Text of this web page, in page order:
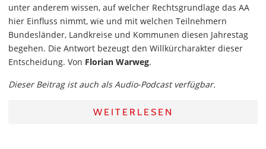
unter anderem wissen, auf welcher Rechtsgrundlage das AA
hier Einfluss nimmt, wie und mit welchen Teilnehmern
Bundesländer, Landkreise und Kommunen diesen Jahrestag
begehen. Die Antwort bezeugt den Willkürcharakter dieser
Entscheidung. Von Florian Warweg.
Dieser Beitrag ist auch als Audio-Podcast verfügbar.
WEITERLESEN